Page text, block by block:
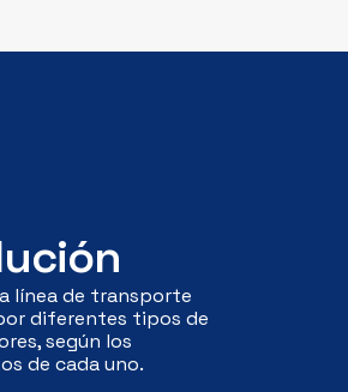
línea de transporte
diferentes tipos de
según los
de cada uno.